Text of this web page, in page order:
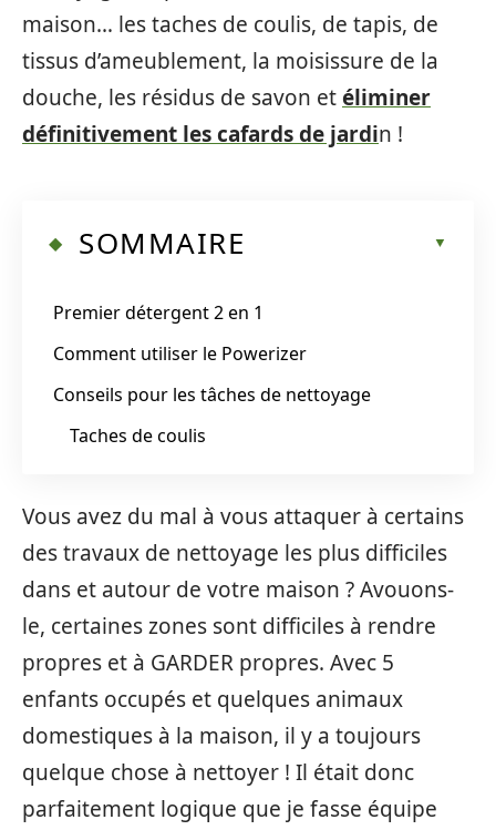
maison… les taches de coulis, de tapis, de
tissus d’ameublement, la moisissure de la
douche, les résidus de savon etéliminer
définitivement les cafards de jardin !
SOMMAIRE
Premier détergent 2 en 1
Comment utiliser le Powerizer
Conseils pour les tâches de nettoyage
Taches de coulis
Vous avez du mal à vous attaquer à certains
des travaux de nettoyage les plus difficiles
dans et autour de votre maison ? Avouons-
le, certaines zones sont difficiles à rendre
propres et à GARDER propres. Avec 5
enfants occupés et quelques animaux
domestiques à la maison, il y a toujours
quelque chose à nettoyer ! Il était donc
parfaitement logique que je fasse équipe